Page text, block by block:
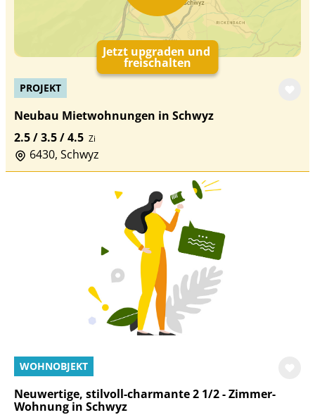
Jetzt upgraden und
freischalten
PROJEKT
Neubau Mietwohnungen in Schwyz
2.5 / 3.5 / 4.5 Zi
6430, Schwyz
WOHNOBJEKT
Neuwertige, stilvoll-charmante 2 1/2 - Zimmer-
Wohnung in Schwyz